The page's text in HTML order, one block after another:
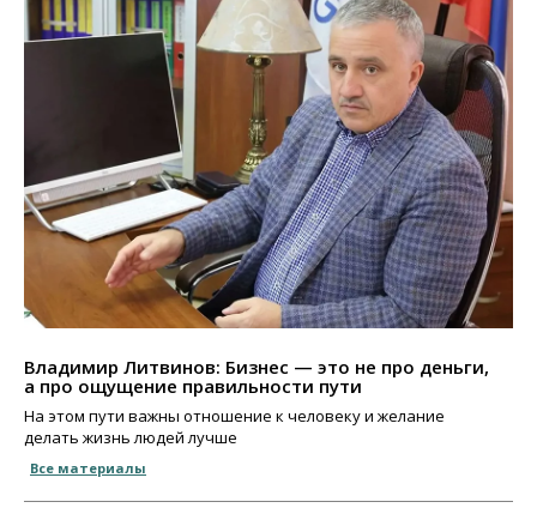
Владимир Литвинов: Бизнес — это не про деньги,
а про ощущение правильности пути
На этом пути важны отношение к человеку и желание
делать жизнь людей лучше
Все материалы